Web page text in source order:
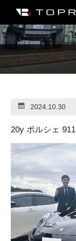
私たちについて
車を買う
アフターサービス
車を売る
インフォメーション
トップランク・マガ
採用情報
2024.10.30
20y ポルシェ